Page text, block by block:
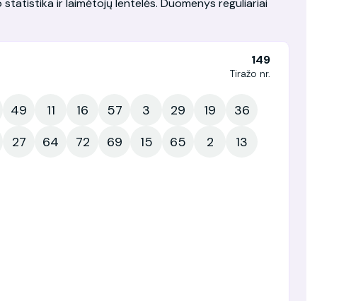
ir laimėtojų lentelės. Duomenys reguliariai
149
Tiražo nr.
49 11 16 57 3 29 19
36
27 64 72 69 15 65 2
13